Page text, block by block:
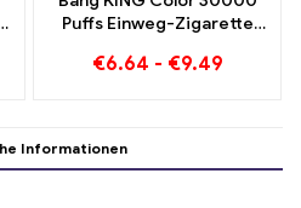
Puffs Einweg-Zigarette
Geschmacksrichtungen
€6.64 - €9.49
Informationen